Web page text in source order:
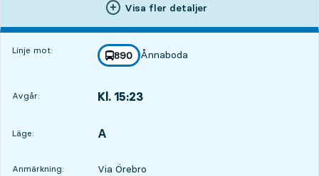
Visa fler detaljer
Linje mot: linje
890
mot
Ånnaboda
,
Avgår: Kl. 15:23
Läge:
LÄGE, A
,
Anmärkning: Via Örebro